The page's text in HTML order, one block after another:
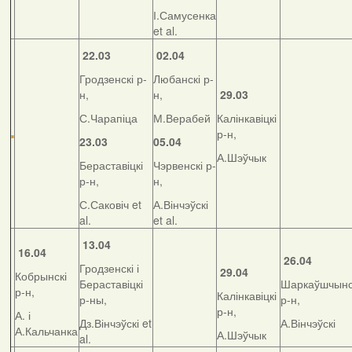
І.Самусенка
et al.
22.03
Гродзенскі р-
н,
С.Чарапіца
23.03
Бераставіцкі
р-н,
С.Саковіч et
al.
02.04
Любанскі р-
н,
М.Верабей
05.04
Чэрвенскі р-
н,
А.Вінчэўскі
et al.
29.03
Калінкавіцкі
р-н,
А.Шэўчык
16.04
Кобрынскі
р-н,
А. і
А.Кальчанка
13.04
Гродзенскі і
Бераставіцкі
р-ны,
Дз.Вінчэўскі et
al.
29.04
Калінкавіцкі
р-н,
А.Шэўчык
26.04
р-н,
А.Вінчэўскі